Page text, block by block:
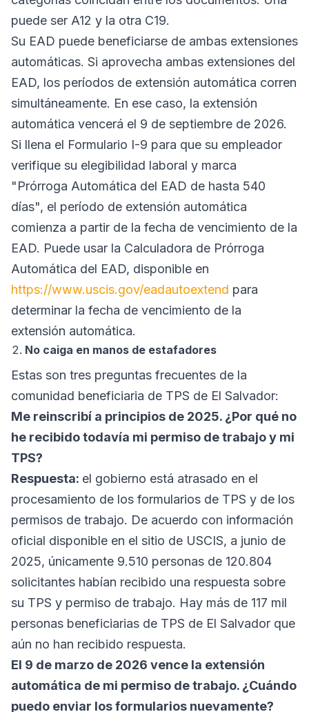
puede ser A12 y la otra C19.
Su EAD puede beneficiarse de ambas extensiones
automáticas. Si aprovecha ambas extensiones del
EAD, los períodos de extensión automática corren
simultáneamente. En ese caso, la extensión
automática vencerá el 9 de septiembre de 2026.
Si llena el Formulario I-9 para que su empleador
verifique su elegibilidad laboral y marca
"Prórroga Automática del EAD de hasta 540
días", el período de extensión automática
comienza a partir de la fecha de vencimiento de la
EAD. Puede usar la Calculadora de Prórroga
Automática del EAD, disponible en
https://www.uscis.gov/eadautoextend para
determinar la fecha de vencimiento de la
extensión automática.
No caiga en manos de estafadores
Estas son tres preguntas frecuentes de la
comunidad beneficiaria de TPS de El Salvador:
Me reinscribí a principios de 2025. ¿Por qué no
he recibido todavía mi permiso de trabajo y mi
TPS?
Respuesta: el gobierno está atrasado en el
procesamiento de los formularios de TPS y de los
permisos de trabajo. De acuerdo con información
oficial disponible en el sitio de USCIS, a junio de
2025, únicamente 9.510 personas de 120.804
solicitantes habían recibido una respuesta sobre
su TPS y permiso de trabajo. Hay más de 117 mil
personas beneficiarias de TPS de El Salvador que
aún no han recibido respuesta.
El 9 de marzo de 2026 vence la extensión
automática de mi permiso de trabajo. ¿Cuándo
puedo enviar los formularios nuevamente?